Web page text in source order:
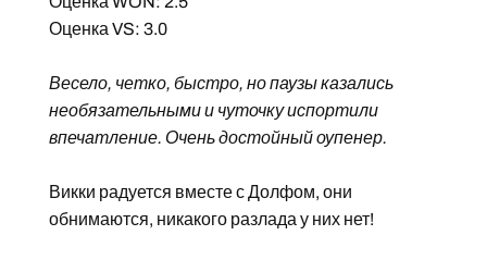
Оценка VS: 3.0
Весело, четко, быстро, но паузы казались
необязательными и чуточку испортили
впечатление. Очень достойный оупенер.
Викки радуется вместе с Долфом, они
обнимаются, никакого разлада у них нет!